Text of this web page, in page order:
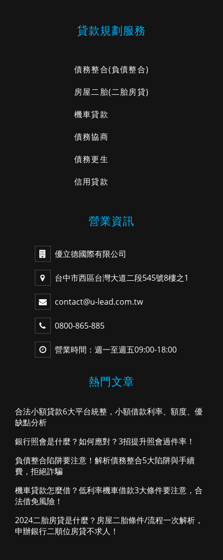
貸款規劃服務
債務整合(負債整合)
房屋二胎(二胎房貸)
機車貸款
債務協商
債務更生
信用貸款
營業資訊
優立德國際有限公司
台中市西區台灣大道二段545號8樓之1
contact@u-lead.com.tw
0800-865-885
營業時間：週一至週五09:00-18:00
熱門文章
合法小額貸款6大平台統整，小額借款利率、額度、優
缺點分析
銀行照會是什麼？如何應對？3招提升照會過件率！
負債整合陷阱要注意！解析債務整合5大陷阱與手續
費，拒絕詐騙
機車貸款怎麼借？低利率機車借款3大條件要注意，合
法借免風險！
2024二胎房貸是什麼？房屋二胎條件/流程一次解析，
申辦銀行二順位房貸不求人！